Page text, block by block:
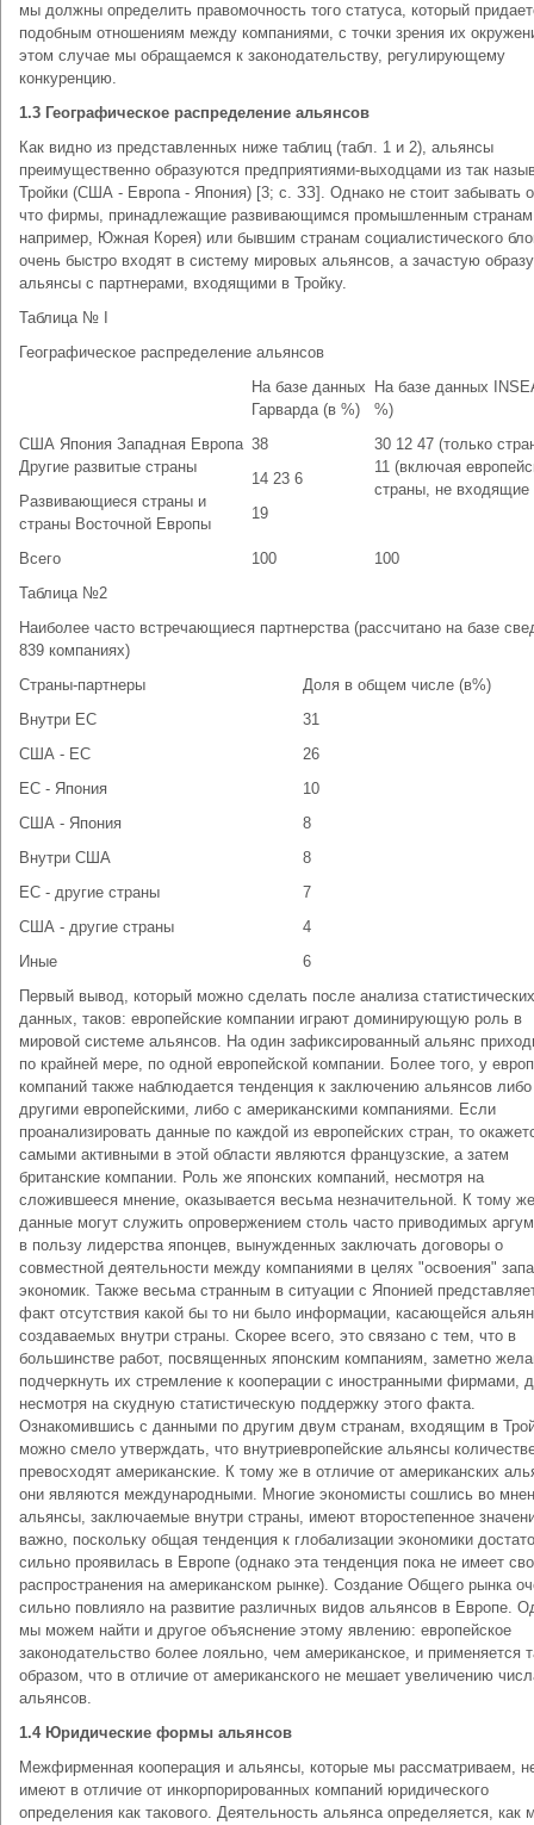
мы должны определить правомочность того статуса, который
подобным отношениям между компаниями, с точки зрения их
этом случае мы обращаемся к законодательству, регулирующему
конкуренцию.
1.3 Географическое распределение альянсов
Как видно из представленных ниже таблиц (табл. 1 и 2), альянсы
преимущественно образуются предприятиями-выходцами из так
Тройки (США - Европа - Япония) [3; с. ЗЗ]. Однако не стоит забывать
что фирмы, принадлежащие развивающимся промышленным странам
например, Южная Корея) или бывшим странам социалистического
очень быстро входят в систему мировых альянсов, а зачастую
альянсы с партнерами, входящими в Тройку.
Таблица № I
Географическое распределение альянсов
На базе данных
Гарварда (в %)
На базе данных
%)
США Япония Западная Европа
Другие развитые страны
Развивающиеся страны и
страны Восточной Европы
38
14 23 6
19
30 12 47 (только
11 (включая
страны, не
Всего 100
100
Таблица №2
Наиболее часто встречающиеся партнерства (рассчитано на базе
839 компаниях)
Страны-партнеры
Доля в общем числе (в%)
Внутри ЕС
31
США - ЕС
26
ЕС - Япония
10
США - Япония
8
Внутри США
8
ЕС - другие страны
7
США - другие страны
4
Иные
6
Первый вывод, который можно сделать после анализа статистических
данных, таков: европейские компании играют доминирующую роль в
мировой системе альянсов. На один зафиксированный альянс
по крайней мере, по одной европейской компании. Более того, у
компаний также наблюдается тенденция к заключению альянсов
другими европейскими, либо с американскими компаниями. Если
проанализировать данные по каждой из европейских стран, то
самыми активными в этой области являются французские, а затем
британские компании. Роль же японских компаний, несмотря на
сложившееся мнение, оказывается весьма незначительной. К тому
данные могут служить опровержением столь часто приводимых
в пользу лидерства японцев, вынужденных заключать договоры о
совместной деятельности между компаниями в целях "освоения"
экономик. Также весьма странным в ситуации с Японией
факт отсутствия какой бы то ни было информации, касающейся
создаваемых внутри страны. Скорее всего, это связано с тем, что в
большинстве работ, посвященных японским компаниям, заметно
подчеркнуть их стремление к кооперации с иностранными фирмами,
несмотря на скудную статистическую поддержку этого факта.
Ознакомившись с данными по другим двум странам, входящим в
можно смело утверждать, что внутриевропейские альянсы
превосходят американские. К тому же в отличие от американских
они являются международными. Многие экономисты сошлись во
альянсы, заключаемые внутри страны, имеют второстепенное
важно, поскольку общая тенденция к глобализации экономики
сильно проявилась в Европе (однако эта тенденция пока не имеет
распространения на американском рынке). Создание Общего рынка
сильно повлияло на развитие различных видов альянсов в Европе.
мы можем найти и другое объяснение этому явлению: европейское
законодательство более лояльно, чем американское, и применяется
образом, что в отличие от американского не мешает увеличению
альянсов.
1.4 Юридические формы альянсов
Межфирменная кооперация и альянсы, которые мы рассматриваем,
имеют в отличие от инкорпорированных компаний юридического
определения как такового. Деятельность альянса определяется, как